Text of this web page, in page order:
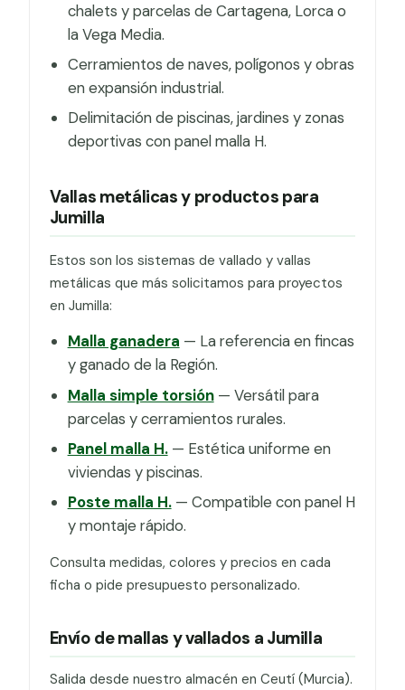
chalets y parcelas de Cartagena, Lorca o
la Vega Media.
Cerramientos de naves, polígonos y obras
en expansión industrial.
Delimitación de piscinas, jardines y zonas
deportivas con panel malla H.
Vallas metálicas y productos para
Jumilla
Estos son los sistemas de vallado y vallas
metálicas que más solicitamos para proyectos
en Jumilla:
Malla ganadera — La referencia en fincas
y ganado de la Región.
Malla simple torsión— Versátil para
parcelas y cerramientos rurales.
Panel malla H.— Estética uniforme en
viviendas y piscinas.
Poste malla H.— Compatible con panel H
y montaje rápido.
Consulta medidas, colores y precios en cada
ficha o pide presupuesto personalizado.
Envío de mallas y vallados a Jumilla
Salida desde nuestro almacén en Ceutí (Murcia).